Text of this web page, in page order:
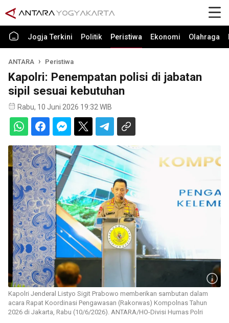
Jogja Terkini Politik Peristiwa Ekonomi Olahraga
ANTARA Peristiwa
Kapolri: Penempatan polisi di jabatan
sipil sesuai kebutuhan
Rabu, 10 Juni 2026 19:32 WIB
Kapolri Jenderal Listyo Sigit Prabowo memberikan sambutan dalam
acara Rapat Koordinasi Pengawasan (Rakorwas) Kompolnas Tahun
2026 di Jakarta, Rabu (10/6/2026). ANTARA/HO-Divisi Humas Polri